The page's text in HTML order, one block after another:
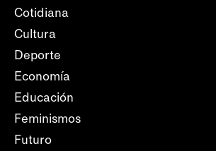
Cotidiana
Cultura
Deporte
Economía
Educación
Feminismos
Futuro